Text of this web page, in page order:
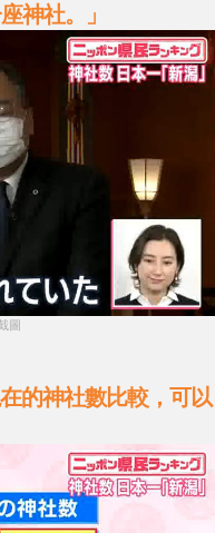
神社。」
圖
的神社數比較，可以